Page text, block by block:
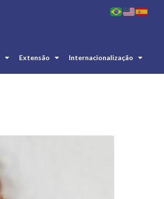
Extensão Internacionalização